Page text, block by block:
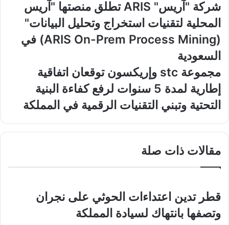
شركة
"آريس"
ARIS
تطلق
منصتها
"آريس
لتقنيات
استخراج
وتحليل
البيانات"
On-
Process
شركة "آريس" ARIS تطلق منصتها "آريس
المحلية لتقنيات استخراج وتحليل البيانات"
(ARIS On-Prem Process Mining) في
السعودية
stc
وإريكسون
توقعان
اتفاقية
إطارية
لمدة
سنوات
لرفع
التحتية
التقنيات
مجموعة stc وإريكسون توقعان اتفاقية
إطارية لمدة 5 سنوات لرفع كفاءة البنية
التحتية وتبني التقنيات الرقمية في المملكة
مقالات ذات صلة
قطر تدين اعتداءات الحوثي على نجران
وتصفها بانتهاك لسيادة المملكة